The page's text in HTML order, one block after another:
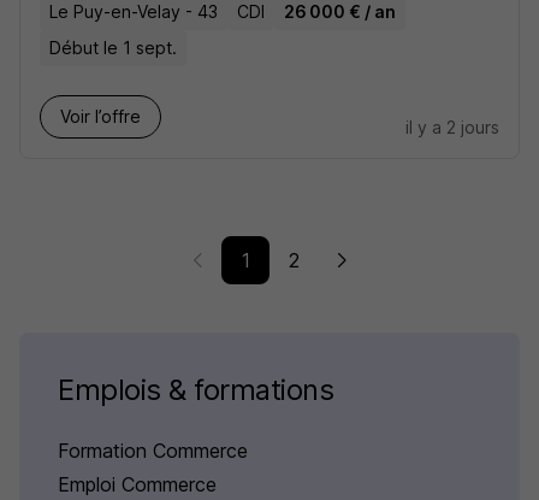
Le Puy-en-Velay - 43 CDI
26 000 € / an
Début le 1 sept.
Voir l’offre
il y a 2 jours
1 2
Emplois & formations
Formation Commerce
Emploi Commerce